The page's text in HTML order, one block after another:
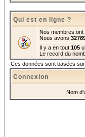
Qui est en ligne ?
Nos membres ont
Nous avons
Il y a en tout 105
Le record du
Ces données sont basées
Connexion
Nom